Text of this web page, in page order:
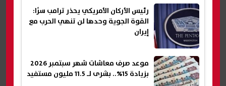
رئيس الأركان الأمريكي يحذر ترامب سرًا:
القوة الجوية وحدها لن تنهي الحرب مع
إيران
موعد صرف معاشات شهر سبتمبر 2026
بزيادة 15%.. بشرى لـ 11.5 مليون مستفيد